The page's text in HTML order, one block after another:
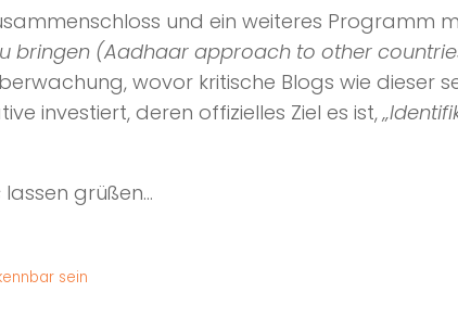
und ein weiteres Programm
bringen (Aadhaar approach to other
wovor kritische Blogs wie dieser
investiert, deren offizielles Ziel es ist,
lassen grüßen…
sein